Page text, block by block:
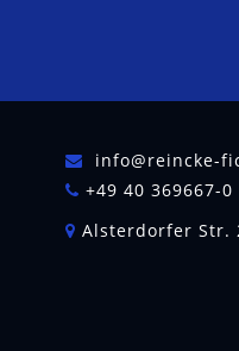
info@reincke-
+49 40 369667-0
Alsterdorfer Str.